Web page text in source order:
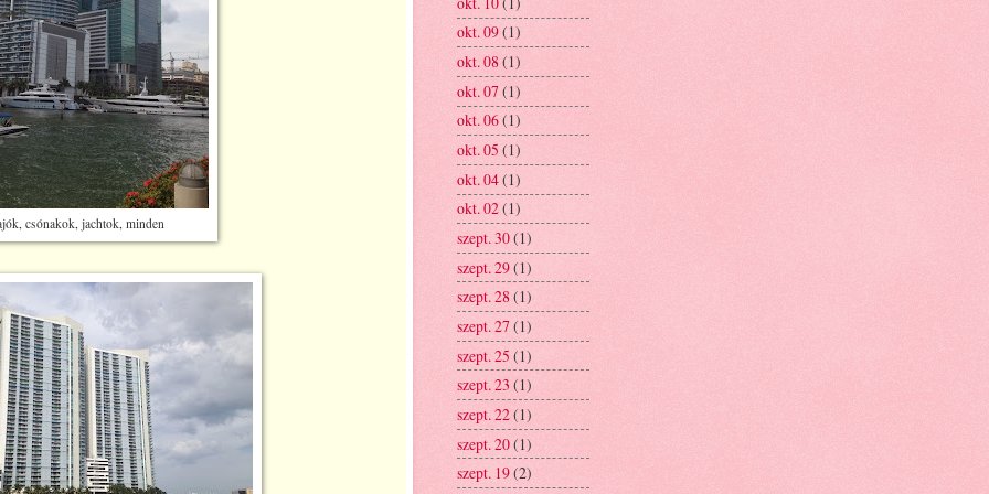
csónakok, jachtok, minden
okt. 09(1)
okt. 08 (1)
okt. 07 (1)
okt. 06(1)
okt. 05 (1)
okt. 04(1)
okt. 02(1)
szept. 30(1)
szept. 29(1)
szept. 28(1)
szept. 27(1)
szept. 25 (1)
szept. 23 (1)
szept. 22(1)
szept. 20(1)
szept. 19(2)